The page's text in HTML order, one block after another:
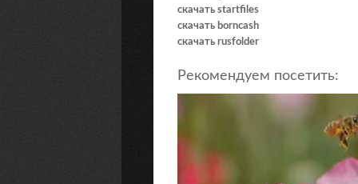
скачать startfiles
скачать borncash
скачать rusfolder
Рекомендуем посетить: